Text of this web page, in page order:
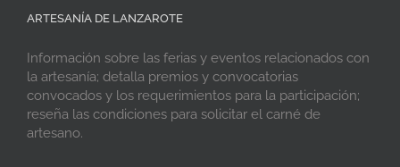
ARTESANÍA DE LANZAROTE
Información sobre las ferias y eventos relacionados con
la artesanía; detalla premios y convocatorias
convocados y los requerimientos para la participación;
reseña las condiciones para solicitar el carné de
artesano.